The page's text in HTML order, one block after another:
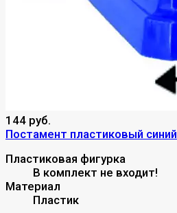
144 руб.
Постамент пластиковый синий
Пластиковая фигурка
В комплект не входит!
Материал
Пластик